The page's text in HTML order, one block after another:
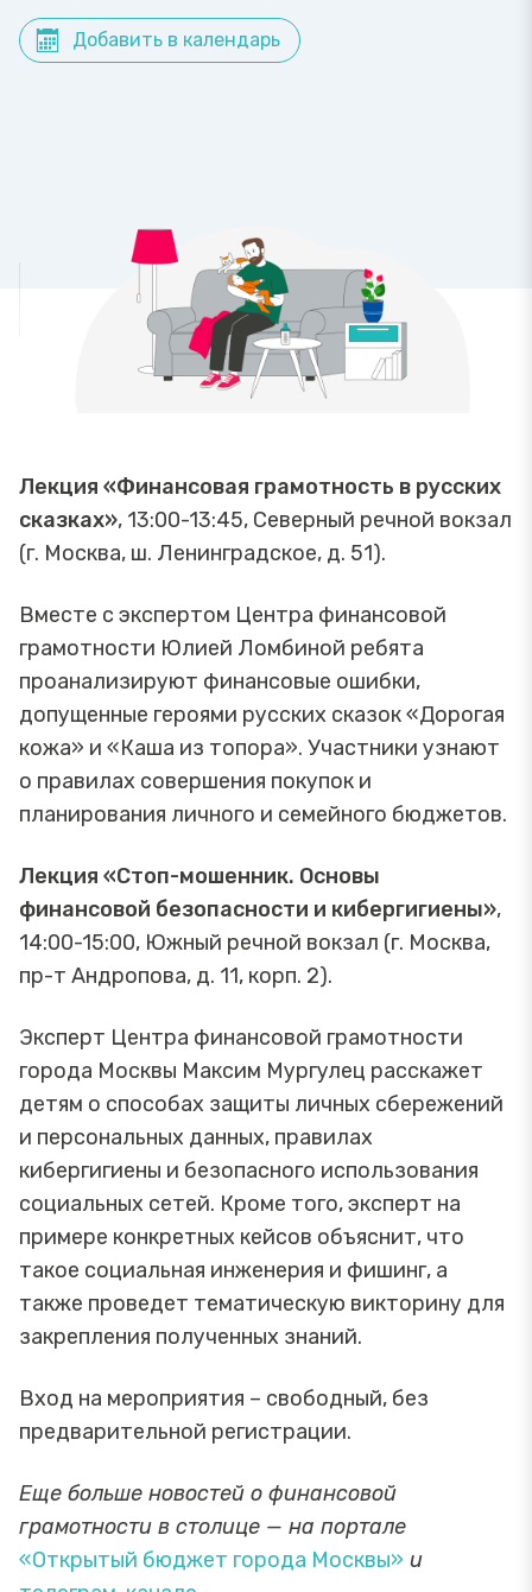
Добавить в календарь
Лекция «Финансовая грамотность в русских
сказках», 13:00-13:45, Северный речной вокзал
(г. Москва, ш. Ленинградское, д. 51).
Вместе с экспертом Центра финансовой
грамотности Юлией Ломбиной ребята
проанализируют финансовые ошибки,
допущенные героями русских сказок «Дорогая
кожа» и «Каша из топора». Участники узнают
о правилах совершения покупок и
планирования личного и семейного бюджетов.
Лекция «Стоп-мошенник. Основы
финансовой безопасности и кибергигиены»,
14:00-15:00, Южный речной вокзал (г. Москва,
пр-т Андропова, д. 11, корп. 2).
Эксперт Центра финансовой грамотности
города Москвы Максим Мургулец расскажет
детям о способах защиты личных сбережений
и персональных данных, правилах
кибергигиены и безопасного использования
социальных сетей. Кроме того, эксперт на
примере конкретных кейсов объяснит, что
такое социальная инженерия и фишинг, а
также проведет тематическую викторину для
закрепления полученных знаний.
Вход на мероприятия – свободный, без
предварительной регистрации.
Еще больше новостей о финансовой
грамотности в столице — на портале
«Открытый бюджет города Москвы» и